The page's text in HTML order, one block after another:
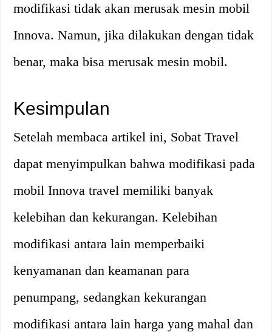
modifikasi tidak akan merusak mesin mobil
Innova. Namun, jika dilakukan dengan tidak
benar, maka bisa merusak mesin mobil.
Kesimpulan
Setelah membaca artikel ini, Sobat Travel
dapat menyimpulkan bahwa modifikasi pada
mobil Innova travel memiliki banyak
kelebihan dan kekurangan. Kelebihan
modifikasi antara lain memperbaiki
kenyamanan dan keamanan para
penumpang, sedangkan kekurangan
modifikasi antara lain harga yang mahal dan